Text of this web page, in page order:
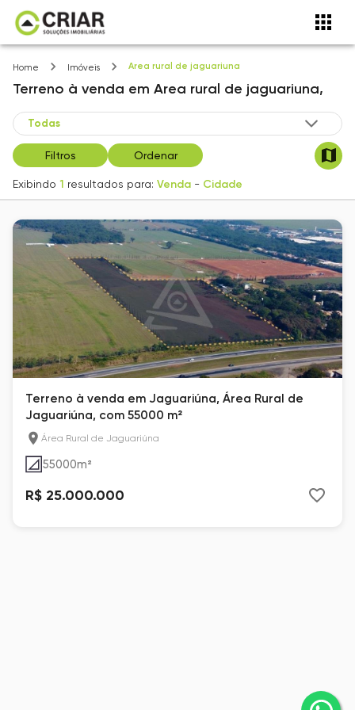
Home Imóveis Area rural de jaguariuna
Terreno à venda em Area rural de jaguariuna,
Filtros Ordenar
Exibindo 1 resultados para: Venda - Cidade
Terreno à venda em Jaguariúna, Área Rural de
Jaguariúna, com 55000 m²
Área Rural de Jaguariúna
55000m²
R$ 25.000.000